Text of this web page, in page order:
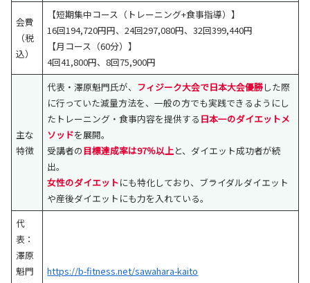
会費
（税
込）
【短期集中コース（トレーニング+食事指導）】
16回194,720円円、24回297,080円、32回399,440円
【月コース（60分）】
4回41,800円、8回75,900円
主な
特徴
代表・澤原魁門氏が、 フィジーク大会で日本大会優勝した際
に行っていた減量方法を、一般の方でも実践できるようにし
たトレーニング・食事内容を提供する 日本一のダイエットメ
ソッドを展開。
受講者の目標達成率は97％以上と、ダイエット成功者が続
出。
女性のダイエットにも特化しており、ブライダルダイエット
や産後ダイエットにも力を入れている。
代
表：
澤原
魁門
https://b-fitness.net/sawahara-kaito